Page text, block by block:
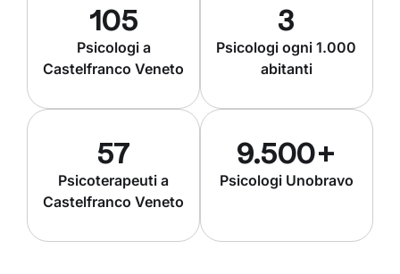
105
Psicologi a
Castelfranco Veneto
3
Psicologi ogni 1.000
abitanti
57
Psicoterapeuti a
Castelfranco Veneto
9.500+
Psicologi Unobravo